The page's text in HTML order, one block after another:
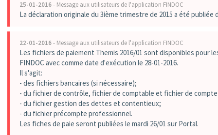
25-01-2016- Message aux utilisateurs de l'application FINDOC
La déclaration originale du 3ième trimestre de 2015 a été publiée
22-01-2016- Message aux utilisateurs de l'application FINDOC
Les fichiers de paiement Themis 2016/01 sont disponibles pour
FINDOC avec comme date d'exécution le 28-01-2016.
Il s'agit:
- des fichiers bancaires (si nécessaire);
- du fichier de contrôle, fichier de comptable et fichier de
- du fichier gestion des dettes et contentieux;
- du fichier précompte professionnel.
Les fiches de paie seront publiées le mardi 26/01 sur Portal.